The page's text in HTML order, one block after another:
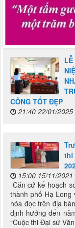
LỄ
CÔNG TỐT ĐẸP
21:40 22/01/2025
thi
15:00 15/11/2021
Căn cứ kế hoạch
thành phố Hạ Long
hóa đọc trên địa
định hướng đến
“Cuộc thi Đại sứ